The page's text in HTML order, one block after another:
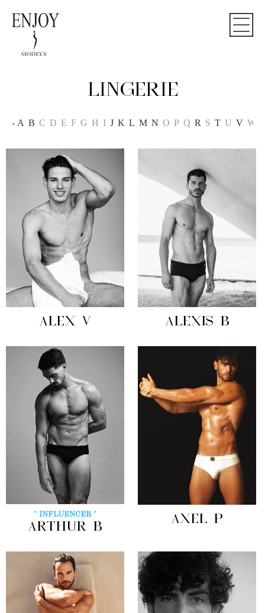
LINGERIE
- A B C D E F G H I J K L M N O P Q R S T U V W
ALEX V ALEXIS B
" INFLUENCER "
ARTHUR B
AXEL P